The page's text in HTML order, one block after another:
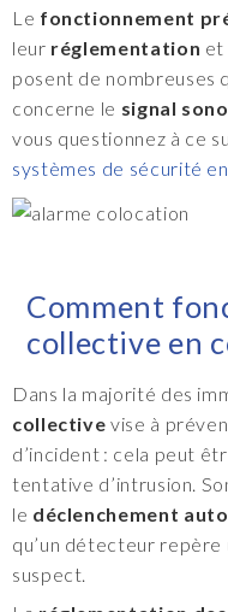
Le fonctionnement
leur réglementation et
posent de nombreuses
concerne le signal
vous questionnez à ce
systèmes de sécurité
Comment
collective en
Dans la majorité des
collective vise à
d’incident : cela peut
tentative d’intrusion.
le déclenchement
qu’un détecteur repère
suspect.